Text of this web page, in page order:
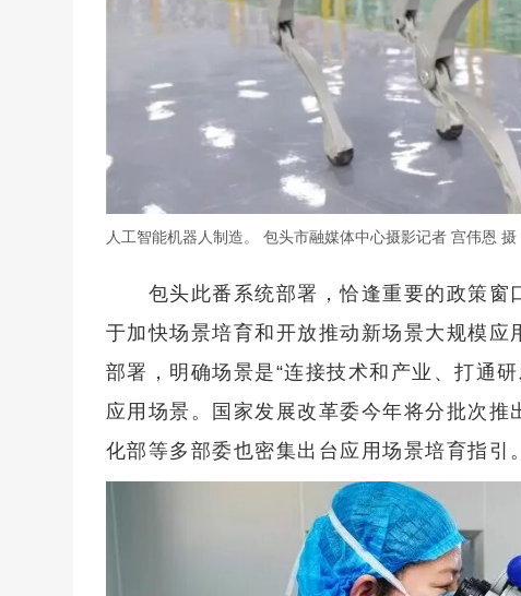
人工智能机器人制造。 包头市融媒体中心摄影记者 宫伟恩 摄
包头此番系统部署，恰逢重要的政策
于加快场景培育和开放推动新场景大规模
部署，明确场景是“连接技术和产业、打通
应用场景。国家发展改革委今年将分批次
化部等多部委也密集出台应用场景培育指引。